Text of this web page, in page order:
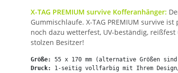
X-TAG PREMIUM survive Kofferanhänger:
Gummischlaufe. X-TAG PREMIUM survive
noch dazu wetterfest, UV-beständig,
stolzen Besitzer!
Größe:
Druck: